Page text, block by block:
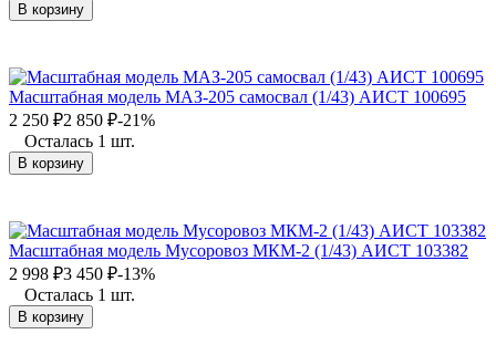
В корзину
Масштабная модель МАЗ-205 самосвал (1/43) АИСТ 100695
2 250 ₽2 850 ₽-21%
Осталась 1 шт.
В корзину
Масштабная модель Мусоровоз МКМ-2 (1/43) АИСТ 103382
2 998 ₽3 450 ₽-13%
Осталась 1 шт.
В корзину